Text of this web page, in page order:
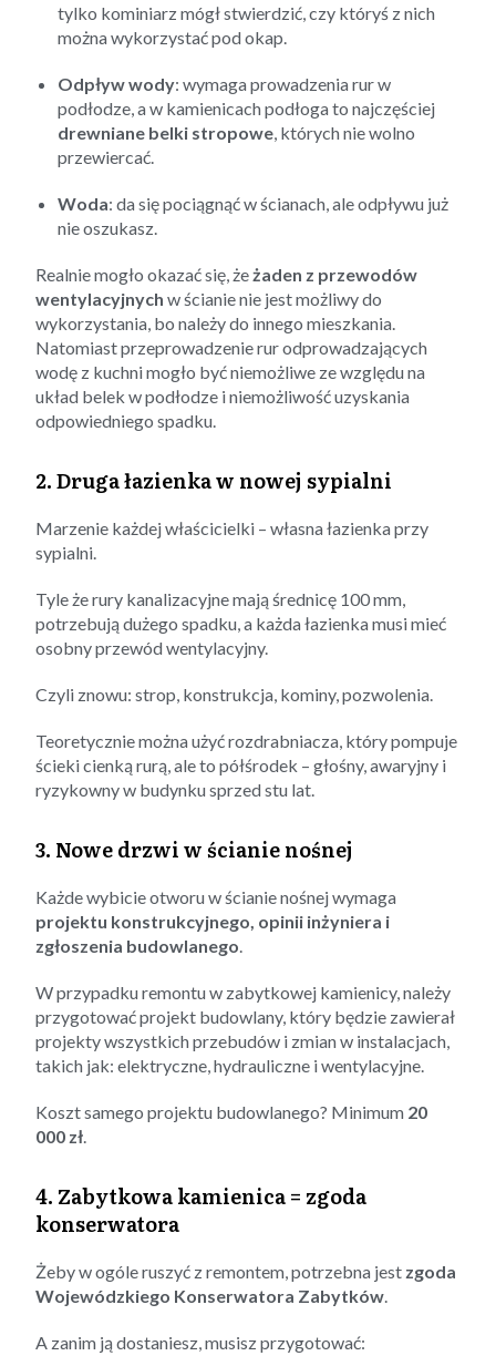
tylko kominiarz mógł stwierdzić, czy któryś z nich
można wykorzystać pod okap.
Odpływ wody: wymaga prowadzenia rur w
podłodze, a w kamienicach podłoga to najczęściej
drewniane belki stropowe, których nie wolno
przewiercać.
Woda: da się pociągnąć w ścianach, ale odpływu już
nie oszukasz.
Realnie mogło okazać się, żeżaden z przewodów
wentylacyjnychw ścianie nie jest możliwy do
wykorzystania, bo należy do innego mieszkania.
Natomiast przeprowadzenie rur odprowadzających
wodę z kuchni mogło być niemożliwe ze względu na
układ belek w podłodze i niemożliwość uzyskania
odpowiedniego spadku.
2. Druga łazienka w nowej sypialni
Marzenie każdej właścicielki – własna łazienka przy
sypialni.
Tyle że rury kanalizacyjne mają średnicę 100 mm,
potrzebują dużego spadku, a każda łazienka musi mieć
osobny przewód wentylacyjny.
Czyli znowu: strop, konstrukcja, kominy, pozwolenia.
Teoretycznie można użyć rozdrabniacza, który pompuje
ścieki cienką rurą, ale to półśrodek – głośny, awaryjny i
ryzykowny w budynku sprzed stu lat.
3. Nowe drzwi w ścianie nośnej
Każde wybicie otworu w ścianie nośnej wymaga
projektu konstrukcyjnego, opinii inżyniera i
zgłoszenia budowlanego.
W przypadku remontu w zabytkowej kamienicy, należy
przygotować projekt budowlany, który będzie zawierał
projekty wszystkich przebudów i zmian w instalacjach,
takich jak: elektryczne, hydrauliczne i wentylacyjne.
Koszt samego projektu budowlanego? Minimum 20
000 zł.
4. Zabytkowa kamienica = zgoda
konserwatora
Żeby w ogóle ruszyć z remontem, potrzebna jest zgoda
Wojewódzkiego Konserwatora Zabytków.
A zanim ją dostaniesz, musisz przygotować: